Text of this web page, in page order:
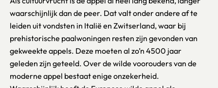
waarschijnlijk dan de peer. Dat valt onder andere af te
leiden uit vondsten in Italië en Zwitserland, waar bij
prehistorische paalwoningen resten zijn gevonden van
gekweekte appels. Deze moeten al zo’n 4500 jaar
geleden zijn geteeld. Over de wilde voorouders van de
moderne appel bestaat enige onzekerheid.